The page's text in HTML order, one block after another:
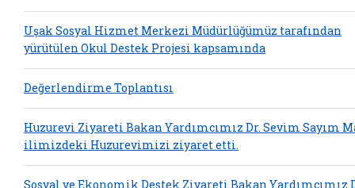
Uşak Sosyal Hizmet Merkezi Müdürlüğümüz tarafından
yürütülen Okul Destek Projesi kapsamında
Değerlendirme Toplantısı
Huzurevi Ziyareti Bakan Yardımcımız Dr. Sevim Sayım
ilimizdeki Huzurevimizi ziyaret etti.
Sosyal ve Ekonomik Destek Ziyareti Bakan Yardımcımız